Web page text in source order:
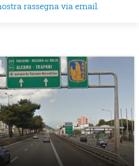
rassegna via email.